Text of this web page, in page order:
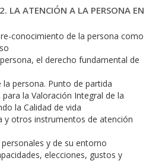
LA ATENCIÓN A LA PERSONA EN
conocimiento de la persona como
el derecho fundamental de
la persona. Punto de partida
para la Valoración Integral de la
la Calidad de vida
y otros instrumentos de atención
y de su entorno
elecciones, gustos y